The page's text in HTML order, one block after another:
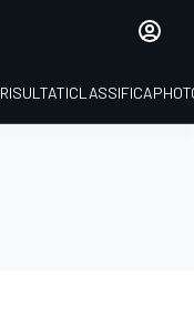
RISULTATICLASSIFICA